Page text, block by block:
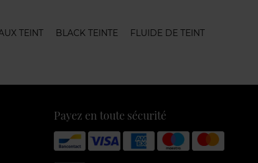
TEINT BLACK TEINTE
FLUIDE DE TEINT
Payez en toute sécurité